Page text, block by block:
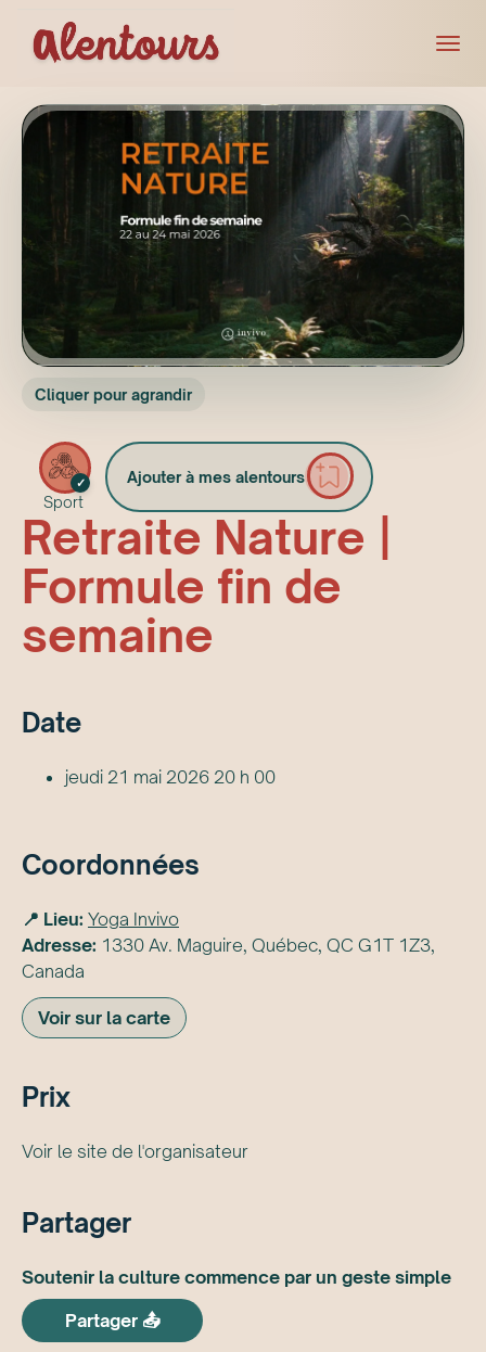
Cliquer pour agrandir
✓
Sport
Ajouter à mes alentours
Retraite Nature |
Formule fin de
semaine
Date
jeudi 21 mai 2026 20 h 00
Coordonnées
📍 Lieu: Yoga Invivo
Adresse: 1330 Av. Maguire, Québec, QC G1T 1Z3,
Canada
Voir sur la carte
Prix
Voir le site de l'organisateur
Partager
Soutenir la culture commence par un geste simple
Partager 📤